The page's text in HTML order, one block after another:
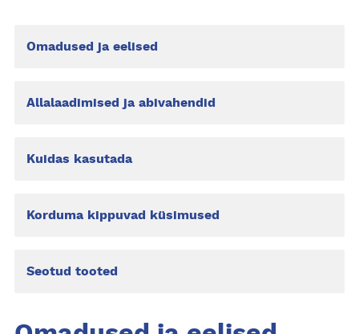
Omadused ja eelised
Allalaadimised ja abivahendid
Kuidas kasutada
Korduma kippuvad küsimused
Seotud tooted